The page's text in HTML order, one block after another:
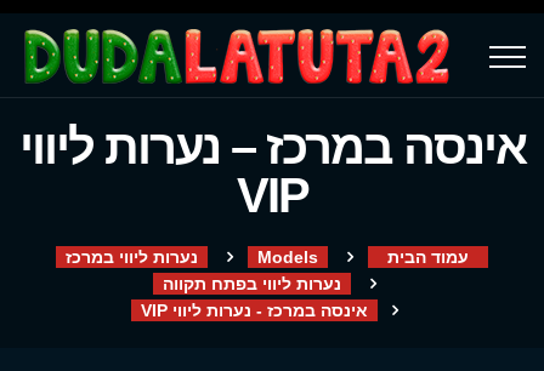
אינסה במרכז – נערות ליווי
VIP
עמוד הבית Models
נערות ליווי במרכז
נערות ליווי בפתח תקווה
אינסה במרכז - נערות ליווי VIP